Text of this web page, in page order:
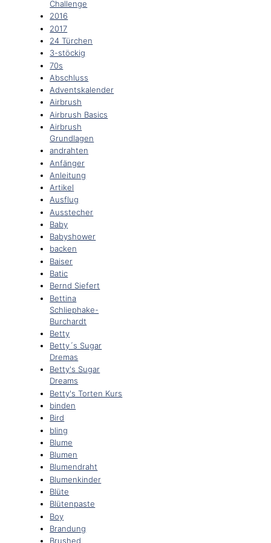
Challenge
2016
2017
24 Türchen
3-stöckig
70s
Abschluss
Adventskalender
Airbrush
Airbrush Basics
Airbrush
Grundlagen
andrahten
Anfänger
Anleitung
Artikel
Ausflug
Ausstecher
Baby
Babyshower
backen
Baiser
Batic
Bernd Siefert
Bettina
Schliephake-
Burchardt
Betty
Betty´s Sugar
Dremas
Betty's Sugar
Dreams
Betty's Torten Kurs
binden
Bird
bling
Blume
Blumen
Blumendraht
Blumenkinder
Blüte
Blütenpaste
Boy
Brandung
Brushed